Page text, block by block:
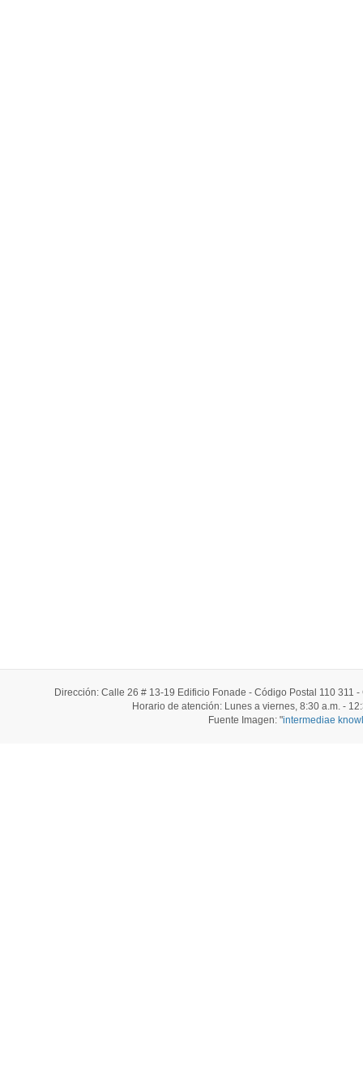
Dirección: Calle 26 # 13-19 Edificio Fonade - Código Postal 110 311
Horario de atención: Lunes a viernes, 8:30 a.m. -
Fuente Imagen: "intermediae